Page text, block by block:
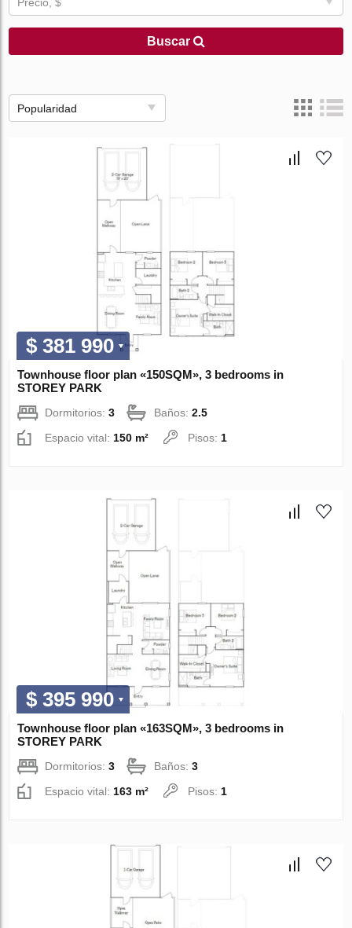
Buscar
Popularidad
$ 381 990
Townhouse floor plan «150SQM», 3 bedrooms in
STOREY PARK
Dormitorios:3 Baños:2.5
Espacio vital:150 m² Pisos:1
$ 395 990
Townhouse floor plan «163SQM», 3 bedrooms in
STOREY PARK
Dormitorios:3 Baños:3
Espacio vital: 163 m² Pisos: 1